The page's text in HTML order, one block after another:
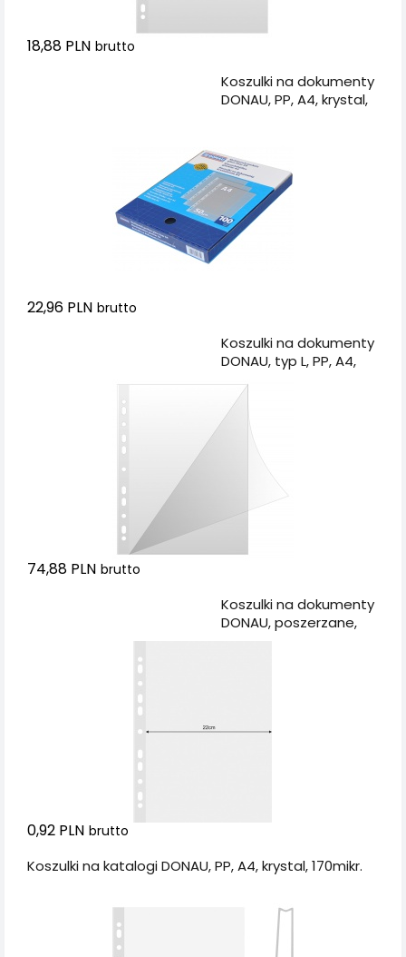
18,88 PLN brutto
Koszulki na dokumenty
DONAU, PP, A4, krystal,
22,96 PLN brutto
Koszulki na dokumenty
DONAU, typ L, PP, A4,
74,88 PLN brutto
Koszulki na dokumenty
DONAU, poszerzane,
0,92 PLN brutto
Koszulki na katalogi DONAU, PP, A4, krystal, 170mikr.